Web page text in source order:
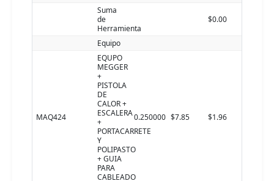
Suma
de
Herramienta
$0.00
Equipo
MAQ424
EQUPO
MEGGER
+
PISTOLA
DE
CALOR +
ESCALERA
+
PORTACARRETE
Y
POLIPASTO
+ GUIA
PARA
CABLEADO
0.250000 $7.85 $1.96